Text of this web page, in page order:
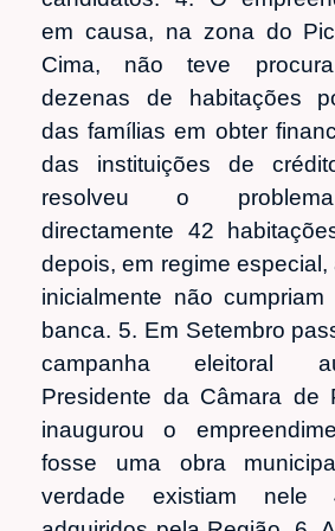
em causa, na zona do
Cima, não teve
dezenas de habitações
das famílias em obter
das instituições de
resolveu o
directamente 42
depois, em regime
inicialmente não
banca. 5. Em Setembro
campanha eleitoral
Presidente da Câmara de
inaugurou o
fosse uma obra
verdade existiam